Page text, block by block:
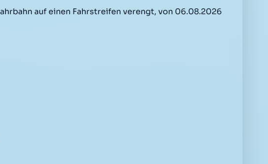
auf einen Fahrstreifen verengt, von 06.08.2026